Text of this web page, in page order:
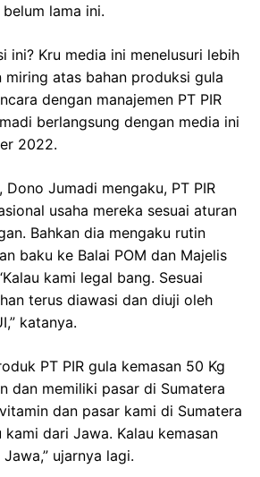
lama ini.
ini? Kru media ini menelusuri lebih
miring atas bahan produksi gula
dengan manajemen PT PIR
berlangsung dengan media ini
2022.
Dono Jumadi mengaku, PT PIR
usaha mereka sesuai aturan
Bahkan dia mengaku rutin
baku ke Balai POM dan Majelis
kami legal bang. Sesuai
terus diawasi dan diuji oleh
katanya.
PT PIR gula kemasan 50 Kg
dan memiliki pasar di Sumatera
dan pasar kami di Sumatera
kami dari Jawa. Kalau kemasan
ujarnya lagi.